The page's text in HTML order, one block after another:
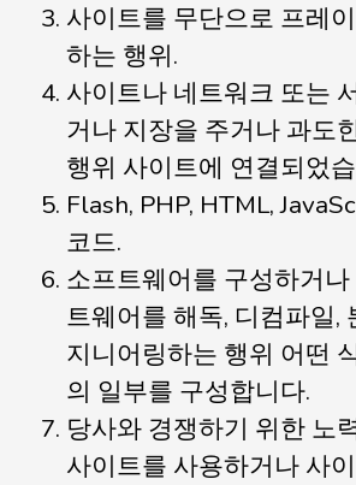
사이트를 무단으로 프레
하는 행위.
사이트나 네트워크 또는
거나 지장을 주거나 과도
행위 사이트에 연결되었
Flash, PHP, HTML,
코드.
소프트웨어를 구성하거
트웨어를 해독, 디컴파일,
지니어링하는 행위 어떤
의 일부를 구성합니다.
당사와 경쟁하기 위한 노
사이트를 사용하거나 사